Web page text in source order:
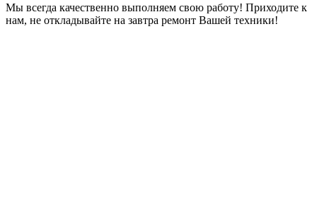
Мы всегда качественно выполняем свою работу! Приходите к
нам, не откладывайте на завтра ремонт Вашей техники!